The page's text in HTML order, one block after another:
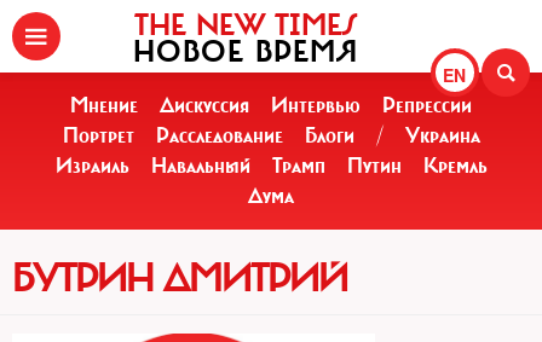
EN
THE NEW TIMES
НОВОЕ ВРЕМЯ
Мнение Дискуссия Интервью
Репрессии
Портрет
Расследование Блоги /
Украина
Израиль
Навальный Трамп Путин
Кремль
Дума
БУТРИН ДМИТРИЙ